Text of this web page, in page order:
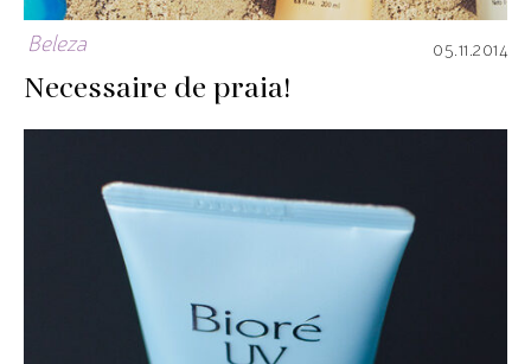
Beleza 05.11.2014
Necessaire de praia!